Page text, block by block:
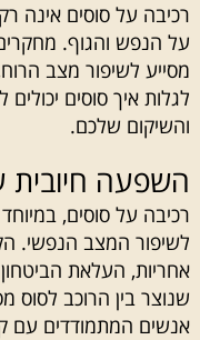
רכיבה על סוסים אינה
על הנפש והגוף.
מסייע לשיפור מצב
לגלות איך סוסים
והשיקום שלכם.
השפעה
רכיבה על סוסים,
לשיפור המצב הנפשי.
אחריות, העלאת
שנוצר בין הרוכב לסוס
אנשים המתמודדים עם